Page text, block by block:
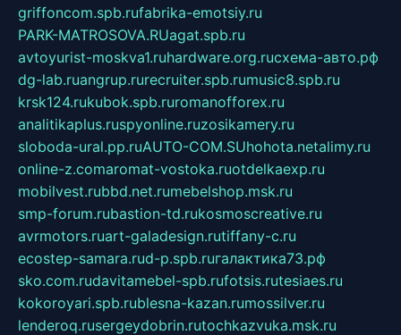
griffoncom.spb.rufabrika-emotsiy.ru
PARK-MATROSOVA.RUagat.spb.ru
avtoyurist-moskva1.ruhardware.org.ruсхема-авто.рф
dg-lab.ruangrup.rurecruiter.spb.rumusic8.spb.ru
krsk124.rukubok.spb.ruromanofforex.ru
analitikaplus.ruspyonline.ruzosikamery.ru
sloboda-ural.pp.ruAUTO-COM.SUhohota.netalimy.ru
online-z.comaromat-vostoka.ruotdelkaexp.ru
mobilvest.rubbd.net.rumebelshop.msk.ru
smp-forum.rubastion-td.rukosmoscreative.ru
avrmotors.ruart-galadesign.rutiffany-c.ru
ecostep-samara.rud-p.spb.ruгалактика73.рф
sko.com.rudavitamebel-spb.rufotsis.rutesiaes.ru
kokoroyari.spb.rublesna-kazan.rumossilver.ru
lenderoq.rusergeydobrin.rutochkazvuka.msk.ru